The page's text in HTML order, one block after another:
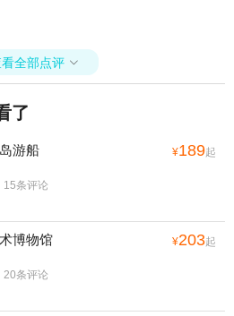
全部点评 
了
游船 ¥189起
15条评论
博物馆 ¥203起
20条评论